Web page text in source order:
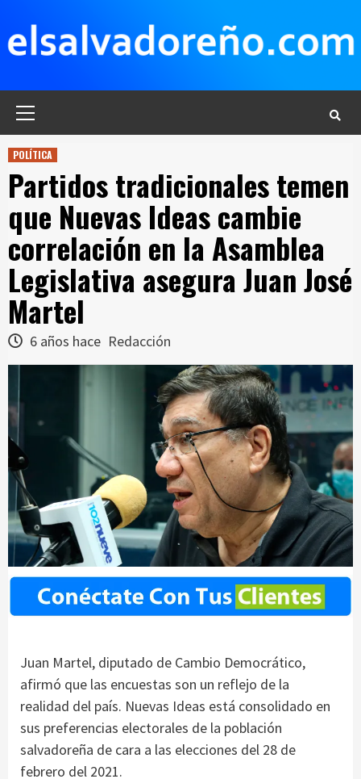
contenido
POLÍTICA
Partidos tradicionales temen
que Nuevas Ideas cambie
correlación en la Asamblea
Legislativa asegura Juan José
Martel
6 años hace Redacción
Juan Martel, diputado de Cambio Democrático,
afirmó que las encuestas son un reflejo de la
realidad del país. Nuevas Ideas está consolidado en
sus preferencias electorales de la población
salvadoreña de cara a las elecciones del 28 de
febrero del 2021.